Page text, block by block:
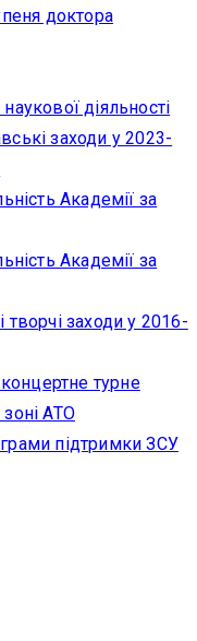
доктора
діяльності
заходи у 2023-
Академії за
Академії за
творчі заходи у 2016-
турне
АТО
підтримки ЗСУ